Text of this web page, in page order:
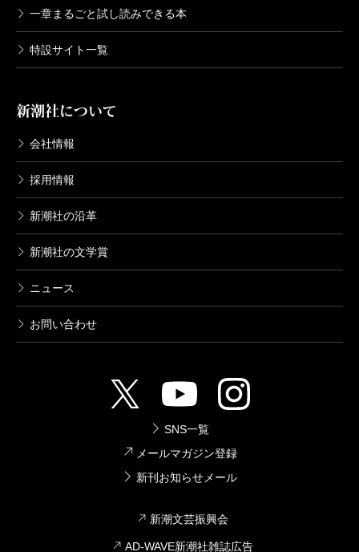
一章まるごと試し読みできる本
特設サイト一覧
新潮社について
会社情報
採用情報
新潮社の沿革
新潮社の文学賞
ニュース
お問い合わせ
SNS一覧
メールマガジン登録
新刊お知らせメール
新潮文芸振興会
AD-WAVE新潮社雑誌広告